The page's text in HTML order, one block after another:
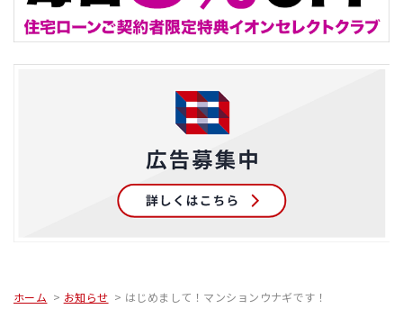
ホーム お知らせ はじめまして！マンションウナギです！